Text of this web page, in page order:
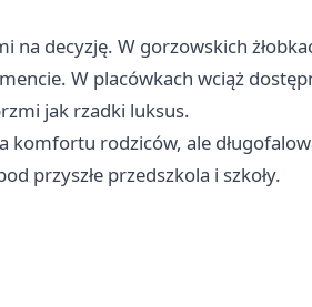
na decyzję. W gorzowskich
W placówkach wciąż
jak rzadki luksus.
komfortu rodziców, ale
przyszłe przedszkola i szkoły.